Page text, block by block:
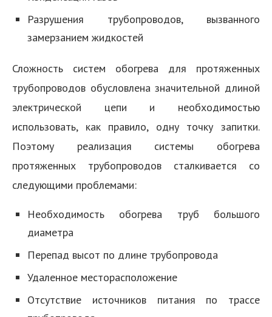
Разрушения трубопроводов, вызванного
замерзанием жидкостей
Сложность систем обогрева для протяженных
трубопроводов обусловлена значительной длиной
электрической цепи и необходимостью
использовать, как правило, одну точку запитки.
Поэтому реализация системы обогрева
протяженных трубопроводов сталкивается со
следующими проблемами:
Необходимость обогрева труб большого
диаметра
Перепад высот по длине трубопровода
Удаленное месторасположение
Отсутствие источников питания по трассе